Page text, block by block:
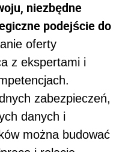
niezbędne
podejście do
oferty
z ekspertami i
zabezpieczeń,
danych i
można budować